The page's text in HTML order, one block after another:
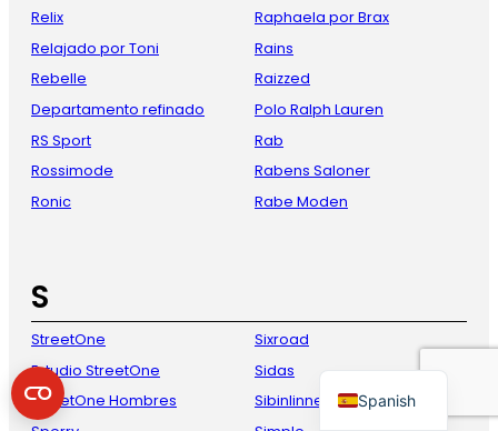
Relix
Relajado por Toni
Rebelle
Departamento refinado
RS Sport
Rossimode
Ronic
Raphaela por Brax
Rains
Raizzed
Polo Ralph Lauren
Rab
Rabens Saloner
Rabe Moden
S
StreetOne
Estudio StreetOne
StreetOne Hombres
Sixroad
Sidas
SibinlinnebjergSpanish
English
French